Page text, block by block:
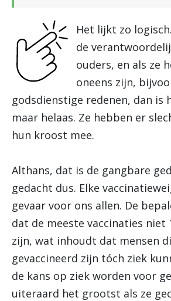
Het lijkt zo
de
ouders, en als ze
oneens zijn,
godsdienstige redenen, dan is
maar helaas. Ze hebben er
hun kroost mee.
Althans, dat is de gangbare
gedacht dus. Elke
gevaar voor ons allen. De
dat de meeste vaccinaties niet
zijn, wat inhoudt dat mensen
gevaccineerd zijn tóch ziek
de kans op ziek worden voor
uiteraard het grootst als ze